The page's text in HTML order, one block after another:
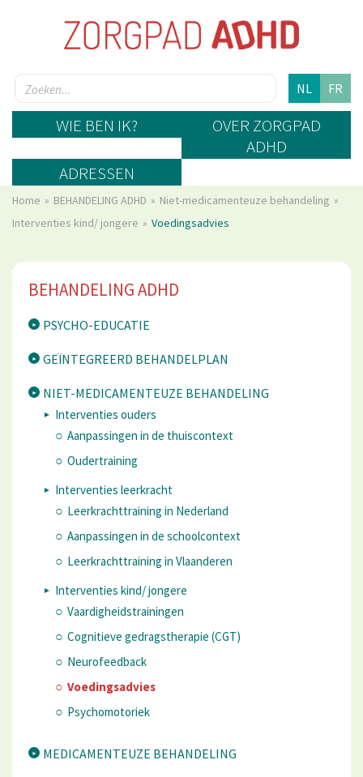
NL FR
WIE BEN IK?
OVER ZORGPAD
ADHD
ADRESSEN
Home BEHANDELING ADHD
Niet-medicamenteuze behandeling
Interventies kind/ jongere
Voedingsadvies
BEHANDELING ADHD
PSYCHO-EDUCATIE
GEÏNTEGREERD BEHANDELPLAN
NIET-MEDICAMENTEUZE BEHANDELING
Interventies ouders
Aanpassingen in de thuiscontext
Oudertraining
Interventies leerkracht
Leerkrachttraining in Nederland
Aanpassingen in de schoolcontext
Leerkrachttraining in Vlaanderen
Interventies kind/ jongere
Vaardigheidstrainingen
Cognitieve gedragstherapie (CGT)
Neurofeedback
Voedingsadvies
Psychomotoriek
MEDICAMENTEUZE BEHANDELING